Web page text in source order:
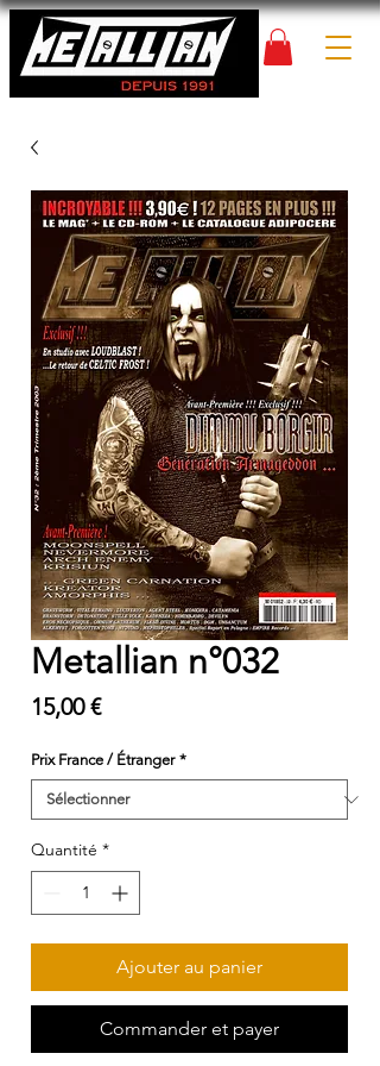
Metallian n°032
15,00 €Prix
Prix France / Étranger *
Quantité *
Ajouter au panier
Commander et payer